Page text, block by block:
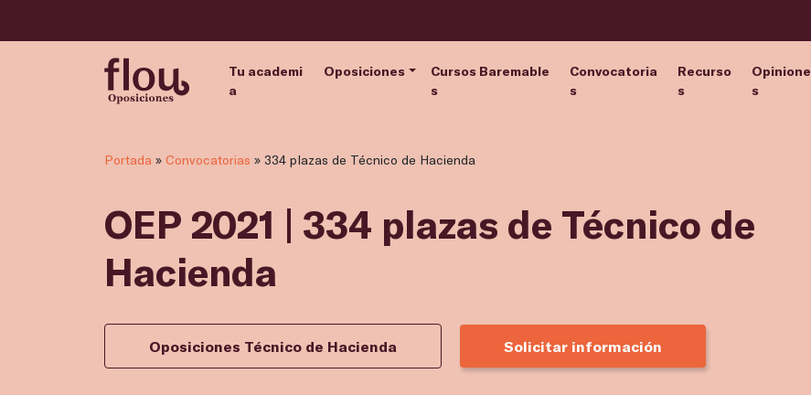
Tu academi
a
Oposiciones
Cursos Baremable
s
Convocatoria
s
Recurso
s
Opinione
s
Portada » Convocatorias » 334 plazas de Técnico de Hacienda
OEP 2021 | 334 plazas de Técnico de
Hacienda
Oposiciones Técnico de Hacienda Solicitar información